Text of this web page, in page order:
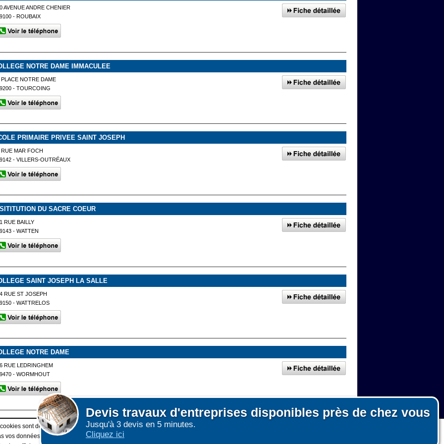
Devis travaux d'entreprises disponibles près de chez vous
Jusqu'à 3 devis en 5 minutes.
Cliquez ici
AVENUE ANDRE CHENIER
- ROUBAIX
NOTRE DAME IMMACULEE
PLACE NOTRE DAME
- TOURCOING
PRIMAIRE PRIVEE SAINT JOSEPH
RUE MAR FOCH
- VILLERS-OUTRÉAUX
DU SACRE COEUR
RUE BAILLY
- WATTEN
SAINT JOSEPH LA SALLE
RUE ST JOSEPH
- WATTRELOS
NOTRE DAME
RUE LEDRINGHEM
- WORMHOUT
Afficher plus de prestataires
sont déposés sur votre terminal. Ces cookies sont utilisés pour la navigation, le fonctionnement du site et les mesures d'audience pour l'éditeur.
vos données personnelles au travers des cookies à des fins publicitaires ni pour nous ni pour des tiers.